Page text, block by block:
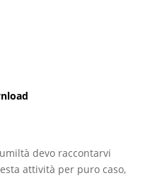
devo raccontarvi
attività per puro caso,